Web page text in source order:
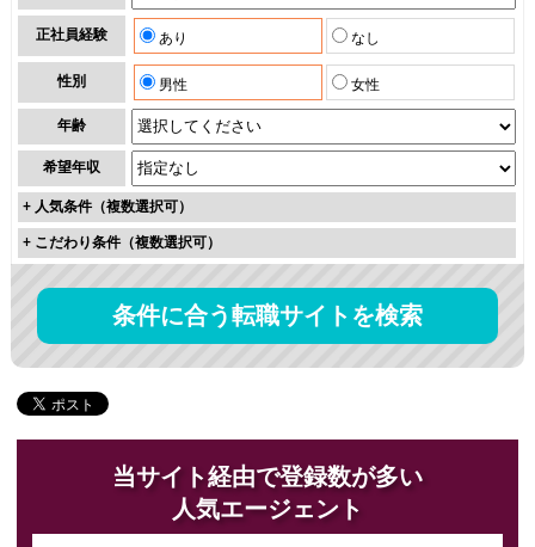
正社員経験 あり なし
性別 男性 女性
年齢
希望年収
+ 人気条件（複数選択可）
+ こだわり条件（複数選択可）
条件に合う転職サイトを検索
当サイト経由で登録数が多い
人気エージェント